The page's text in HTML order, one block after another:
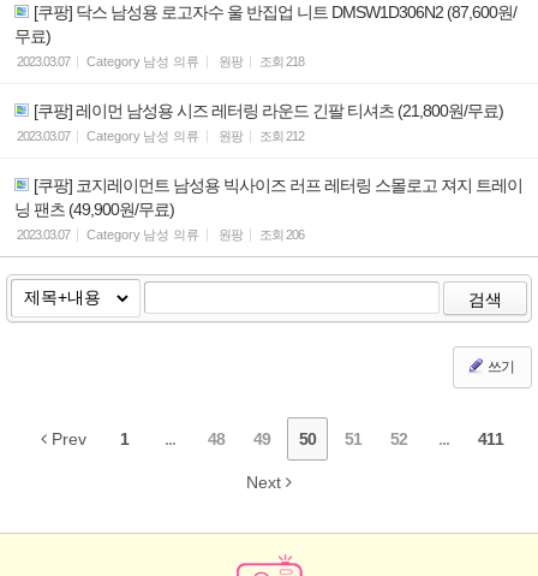
[쿠팡] 닥스 남성용 로고자수 울 반집업 니트 DMSW1D306N2 (87,600원/
무료)
2023.03.07 Category 남성 의류 원팡 조회 218
[쿠팡] 레이먼 남성용 시즈 레터링 라운드 긴팔 티셔츠 (21,800원/무료)
2023.03.07 Category 남성 의류 원팡 조회 212
[쿠팡] 코지레이먼트 남성용 빅사이즈 러프 레터링 스몰로고 져지 트레이
닝 팬츠 (49,900원/무료)
2023.03.07 Category 남성 의류 원팡 조회 206
검색
쓰기
Prev 1 ... 48 49 50 51 52 ... 411
Next